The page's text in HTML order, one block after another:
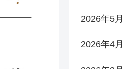
2026年5月
2026年4月